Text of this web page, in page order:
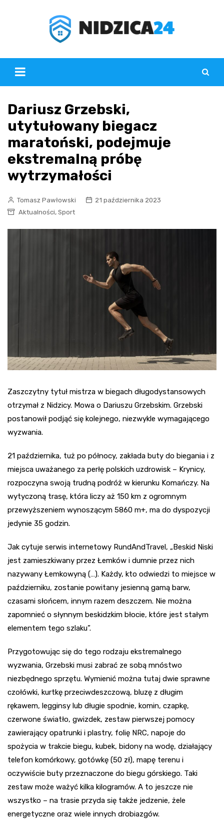
Dariusz Grzebski,
utytułowany biegacz
maratoński, podejmuje
ekstremalną próbę
wytrzymałości
Tomasz Pawłowski
21 października 2023
Aktualności, Sport
Zaszczytny tytuł mistrza w biegach długodystansowych
otrzymał z Nidzicy. Mowa o Dariuszu Grzebskim. Grzebski
postanowił podjąć się kolejnego, niezwykle wymagającego
wyzwania.
21 października, tuż po północy, zakłada buty do biegania i z
miejsca uważanego za perłę polskich uzdrowisk – Krynicy,
rozpoczyna swoją trudną podróż w kierunku Komańczy. Na
wytyczoną trasę, która liczy aż 150 km z ogromnym
przewyższeniem wynoszącym 5860 m+, ma do dyspozycji
jedynie 35 godzin.
Jak cytuje serwis internetowy RundAndTravel, „Beskid Niski
jest zamieszkiwany przez Łemków i dumnie przez nich
nazywany Łemkowyną (…). Każdy, kto odwiedzi to miejsce w
październiku, zostanie powitany jesienną gamą barw,
czasami słońcem, innym razem deszczem. Nie można
zapomnieć o słynnym beskidzkim błocie, które jest stałym
elementem tego szlaku”.
Przygotowując się do tego rodzaju ekstremalnego
wyzwania, Grzebski musi zabrać ze sobą mnóstwo
niezbędnego sprzętu. Wymienić można tutaj dwie sprawne
czołówki, kurtkę przeciwdeszczową, bluzę z długim
rękawem, legginsy lub długie spodnie, komin, czapkę,
czerwone światło, gwizdek, zestaw pierwszej pomocy
zawierający opatrunki i plastry, folię NRC, napoje do
spożycia w trakcie biegu, kubek, bidony na wodę, działający
telefon komórkowy, gotówkę (50 zł), mapę terenu i
oczywiście buty przeznaczone do biegu górskiego. Taki
zestaw może ważyć kilka kilogramów. A to jeszcze nie
wszystko – na trasie przyda się także jedzenie, żele
energetyczne oraz wiele innych drobiazgów.